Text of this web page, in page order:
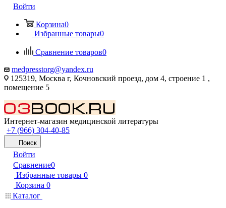
Войти
Корзина0
Избранные товары0
Сравнение товаров0
medpresstorg@yandex.ru
125319, Москва г, Кочновский проезд, дом 4, строение 1 ,
помещение 5
Интернет-магазин медицинской литературы
+7 (966) 304-40-85
Поиск
Войти
Сравнение0
Избранные товары 0
Корзина 0
Каталог